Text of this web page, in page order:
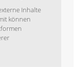
Inhalte
können